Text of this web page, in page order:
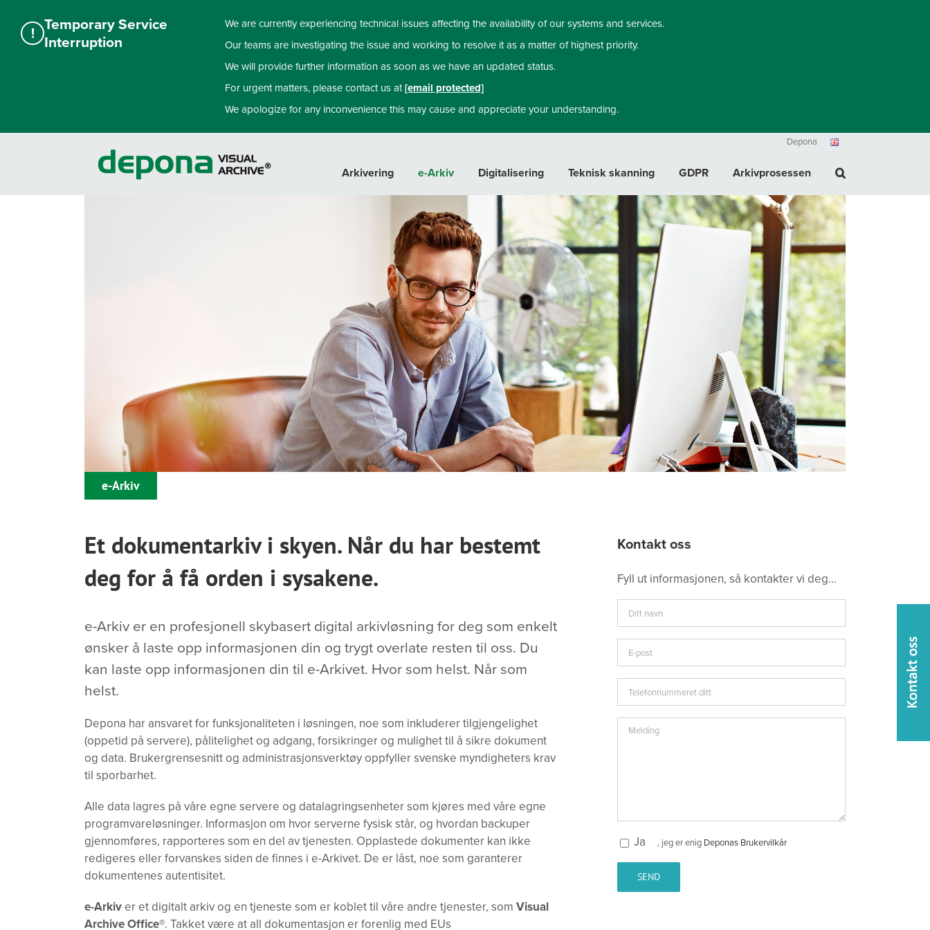
! Temporary Service
Interruption
We are currently experiencing technical issues affecting the availability of our systems and services.
Our teams are investigating the issue and working to resolve it as a matter of highest priority.
We will provide further information as soon as we have an updated status.
For urgent matters, please contact us at[email protected]
We apologize for any inconvenience this may cause and appreciate your understanding.
Depona
Arkivering e-Arkiv Digitalisering Teknisk skanning GDPR Arkivprosessen
e-Arkiv
Et dokumentarkiv i skyen. Når du har bestemt
deg for å få orden i sysakene.
e-Arkiv er en profesjonell skybasert digital arkivløsning for deg som enkelt
ønsker å laste opp informasjonen din og trygt overlate resten til oss. Du
kan laste opp informasjonen din til e-Arkivet. Hvor som helst. Når som
helst.
Depona har ansvaret for funksjonaliteten i løsningen, noe som inkluderer tilgjengelighet
(oppetid på servere), pålitelighet og adgang, forsikringer og mulighet til å sikre dokument
og data. Brukergrensesnitt og administrasjonsverktøy oppfyller svenske myndigheters krav
til sporbarhet.
Alle data lagres på våre egne servere og datalagringsenheter som kjøres med våre egne
programvareløsninger. Informasjon om hvor serverne fysisk står, og hvordan backuper
gjennomføres, rapporteres som en del av tjenesten. Opplastede dokumenter kan ikke
redigeres eller forvanskes siden de finnes i e-Arkivet. De er låst, noe som garanterer
dokumentenes autentisitet.
e-Arkiver et digitalt arkiv og en tjeneste som er koblet til våre andre tjenester, som Visual
Archive Office®. Takket være at all dokumentasjon er forenlig med EUs
Kontakt oss
Fyll ut informasjonen, så kontakter vi deg...
Ja , jeg er enig Deponas Brukervilkår